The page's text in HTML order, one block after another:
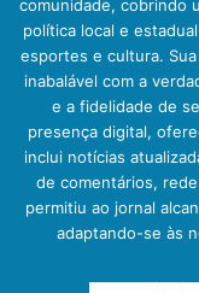
comunidade, cobrindo
política local e
esportes e cultura.
inabalável com a
e a fidelidade de
presença digital,
inclui notícias
de comentários,
permitiu ao jornal
adaptando-se às